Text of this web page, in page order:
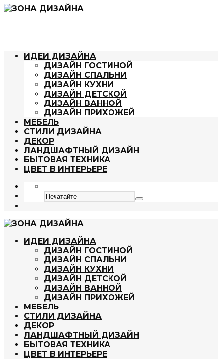
ИДЕИ ДИЗАЙНА
ДИЗАЙН ГОСТИНОЙ
ДИЗАЙН СПАЛЬНИ
ДИЗАЙН КУХНИ
ДИЗАЙН ДЕТСКОЙ
ДИЗАЙН ВАННОЙ
ДИЗАЙН ПРИХОЖЕЙ
МЕБЕЛЬ
СТИЛИ ДИЗАЙНА
ДЕКОР
ЛАНДШАФТНЫЙ ДИЗАЙН
БЫТОВАЯ ТЕХНИКА
ЦВЕТ В ИНТЕРЬЕРЕ
ИДЕИ ДИЗАЙНА
ДИЗАЙН ГОСТИНОЙ
ДИЗАЙН СПАЛЬНИ
ДИЗАЙН КУХНИ
ДИЗАЙН ДЕТСКОЙ
ДИЗАЙН ВАННОЙ
ДИЗАЙН ПРИХОЖЕЙ
МЕБЕЛЬ
СТИЛИ ДИЗАЙНА
ДЕКОР
ЛАНДШАФТНЫЙ ДИЗАЙН
БЫТОВАЯ ТЕХНИКА
ЦВЕТ В ИНТЕРЬЕРЕ